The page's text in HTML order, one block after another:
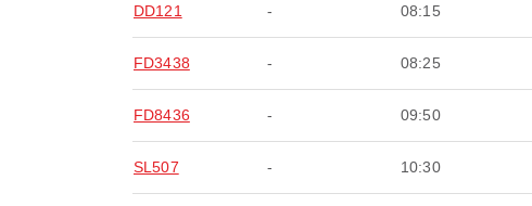
DD121 - 08:15
FD3438 - 08:25
FD8436 - 09:50
SL507 - 10:30